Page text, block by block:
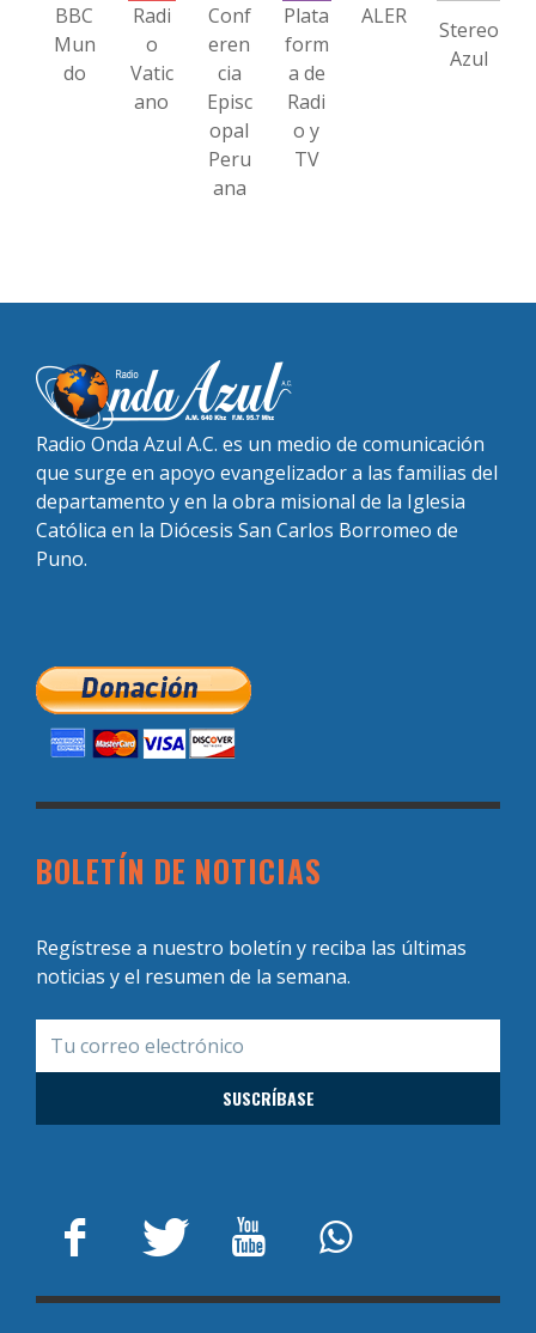
BBC
Mun
do
Radi
o
Vatic
ano
Conf
eren
cia
Episc
opal
Peru
ana
Plata
form
a de
Radi
o y
TV
ALER
Stereo
Azul
Radio Onda Azul A.C. es un medio de comunicación
que surge en apoyo evangelizador a las familias del
departamento y en la obra misional de la Iglesia
Católica en la Diócesis San Carlos Borromeo de
Puno.
BOLETÍN DE NOTICIAS
Regístrese a nuestro boletín y reciba las últimas
noticias y el resumen de la semana.